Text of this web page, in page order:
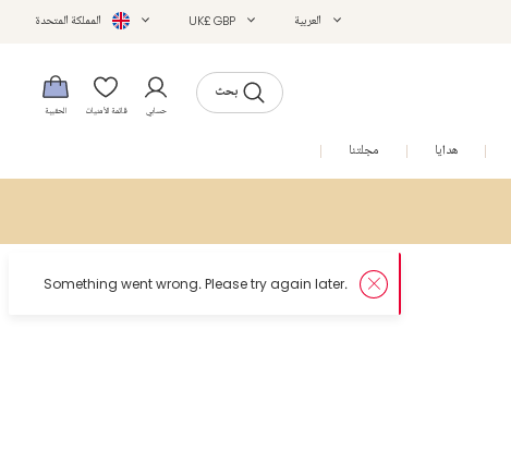
العربية UK£ GBP المملكة المتحدة
بحث
حسابي قائمة الأمنيات الحقيبة
هدايا مجلتنا